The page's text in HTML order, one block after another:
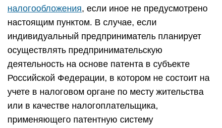
налогообложения, если иное не предусмотрено
настоящим пунктом. В случае, если
индивидуальный предприниматель планирует
осуществлять предпринимательскую
деятельность на основе патента в субъекте
Российской Федерации, в котором не состоит на
учете в налоговом органе по месту жительства
или в качестве налогоплательщика,
применяющего патентную систему